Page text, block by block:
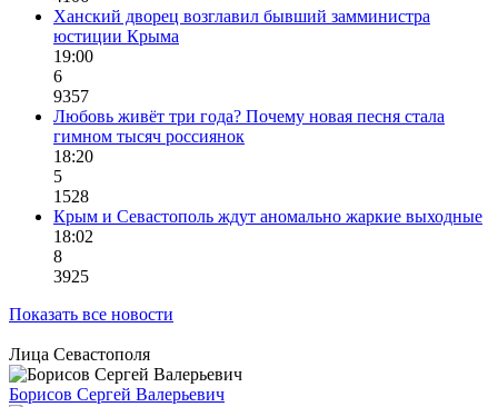
Ханский дворец возглавил бывший замминистра
юстиции Крыма
19:00
6
9357
Любовь живёт три года? Почему новая песня стала
гимном тысяч россиянок
18:20
5
1528
Крым и Севастополь ждут аномально жаркие выходные
18:02
8
3925
Показать все новости
Лица Севастополя
Борисов Сергей Валерьевич